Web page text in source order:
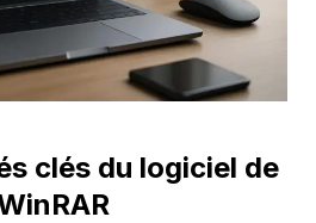
clés du logiciel de